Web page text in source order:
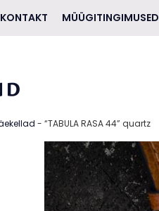
KONTAKT MÜÜGITINGIMUSED
- “TABULA RASA 44” quartz